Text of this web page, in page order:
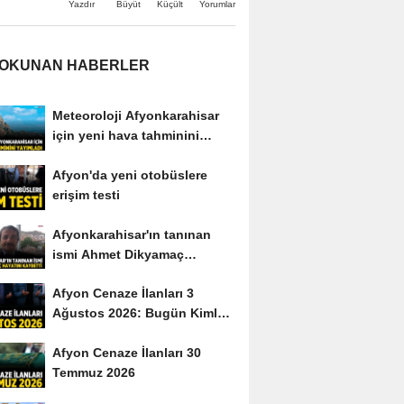
Yazdır Büyüt Küçült Yorumlar
HABERLER
Meteoroloji Afyonkarahisar
için yeni hava tahminini
Afyon'da yeni otobüslere
erişim testi
Afyonkarahisar'ın tanınan
ismi Ahmet Dikyamaç
Afyon Cenaze İlanları 3
Ağustos 2026: Bugün Kimler
Afyon Cenaze İlanları 30
Temmuz 2026